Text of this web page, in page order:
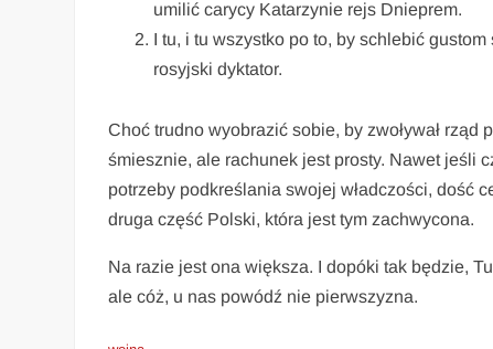
umilić carycy Katarzynie rejs Dnieprem.
I tu, i tu wszystko po to, by schlebić
rosyjski dyktator.
Choć trudno wyobrazić sobie, by zwoływał
śmiesznie, ale rachunek jest prosty. Nawet jeśli
potrzeby podkreślania swojej władczości, dość
druga część Polski, która jest tym zachwycona.
Na razie jest ona większa. I dopóki tak będzie,
ale cóż, u nas powódź nie pierwszyzna.